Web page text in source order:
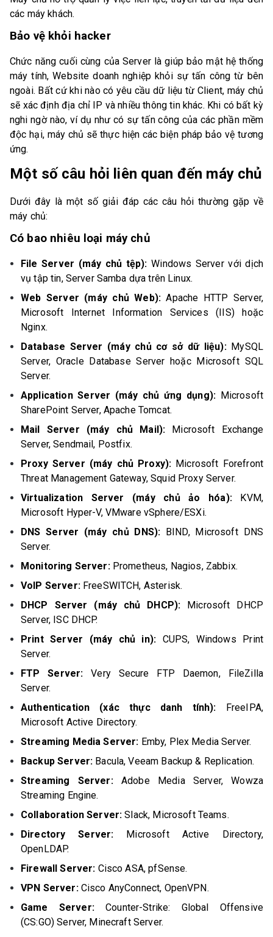
các máy khách.
Bảo vệ khỏi hacker
Chức năng cuối cùng của Server là giúp bảo mật hệ thống
máy tính, Website doanh nghiệp khỏi sự tấn công từ bên
ngoài. Bất cứ khi nào có yêu cầu dữ liệu từ Client, máy chủ
sẽ xác định địa chỉ IP và nhiều thông tin khác. Khi có bất kỳ
nghi ngờ nào, ví dụ như có sự tấn công của các phần mềm
độc hại, máy chủ sẽ thực hiện các biện pháp bảo vệ tương
ứng.
Một số câu hỏi liên quan đến máy chủ
Dưới đây là một số giải đáp các câu hỏi thường gặp về
máy chủ:
Có bao nhiêu loại máy chủ
File Server (máy chủ tệp):Windows Server với dịch
vụ tập tin, Server Samba dựa trên Linux.
Web Server (máy chủ Web): Apache HTTP Server,
Microsoft Internet Information Services (IIS) hoặc
Nginx.
Database Server (máy chủ cơ sở dữ liệu): MySQL
Server, Oracle Database Server hoặc Microsoft SQL
Server.
Application Server (máy chủ ứng dụng): Microsoft
SharePoint Server, Apache Tomcat.
Mail Server (máy chủ Mail): Microsoft Exchange
Server, Sendmail, Postfix.
Proxy Server (máy chủ Proxy): Microsoft Forefront
Threat Management Gateway, Squid Proxy Server.
Virtualization Server (máy chủ ảo hóa):
KVM,
Microsoft Hyper-V, VMware vSphere/ESXi.
DNS Server (máy chủ DNS):
BIND, Microsoft DNS
Server.
Monitoring Server: Prometheus, Nagios, Zabbix.
VoIP Server:FreeSWITCH, Asterisk.
DHCP Server (máy chủ DHCP): Microsoft DHCP
Server, ISC DHCP.
Print Server (máy chủ in): CUPS, Windows Print
Server.
FTP Server: Very Secure FTP Daemon, FileZilla
Server.
Authentication (xác thực danh tính): FreeIPA,
Microsoft Active Directory.
Streaming Media Server: Emby, Plex Media Server.
Backup Server: Bacula, Veeam Backup & Replication.
Streaming Server:Adobe Media Server, Wowza
Streaming Engine.
Collaboration Server:Slack, Microsoft Teams.
Directory Server: Microsoft Active Directory,
OpenLDAP.
Firewall Server: Cisco ASA, pfSense.
VPN Server: Cisco AnyConnect, OpenVPN.
Game Server:Counter-Strike: Global Offensive
(CS:GO) Server, Minecraft Server.